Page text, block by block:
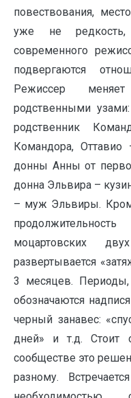
повествования,
уже не
современного
подвергаются
Режиссер
родственными
родственник
Командора,
донны Анны от
донна Эльвира –
– муж Эльвиры.
моцартовских
развертывается
3 месяцев.
обозначаются
черный занавес:
дней» и т.д. Стоит
сообществе это
разному.